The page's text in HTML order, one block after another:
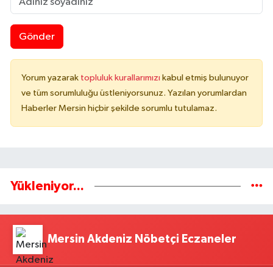
Gönder
Yorum yazarak topluluk kurallarımızı kabul etmiş bulunuyor
ve tüm sorumluluğu üstleniyorsunuz. Yazılan yorumlardan
Haberler Mersin hiçbir şekilde sorumlu tutulamaz.
Yükleniyor...
Mersin Akdeniz Nöbetçi Eczaneler